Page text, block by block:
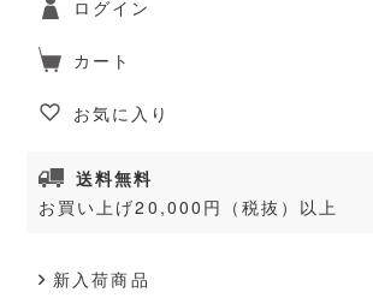
ログイン
カート
お気に入り
送料無料
お買い上げ20,000円（税抜）以上
新入荷商品